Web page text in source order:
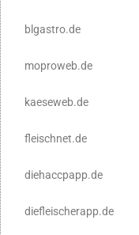
blgastro.de
moproweb.de
kaeseweb.de
fleischnet.de
diehaccpapp.de
diefleischerapp.de